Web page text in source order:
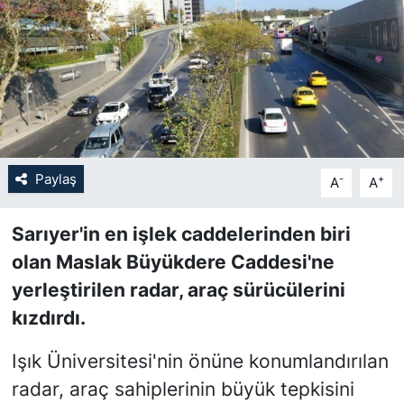
Paylaş A- A+
Sarıyer'in en işlek caddelerinden biri
olan Maslak Büyükdere Caddesi'ne
yerleştirilen radar, araç sürücülerini
kızdırdı.
Işık Üniversitesi'nin önüne konumlandırılan
radar, araç sahiplerinin büyük tepkisini
RÖPORTAJ
SAĞLIK
SARIYER HABERLERİ
SARIYER İMAR BARIŞI
SİYASET
SON DAKİKA HABERİ
SPOR
TEKNOLOJİ